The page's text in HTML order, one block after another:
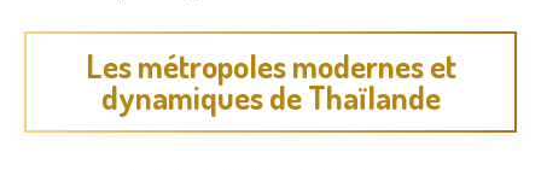
Les métropoles modernes et
dynamiques de Thaïlande